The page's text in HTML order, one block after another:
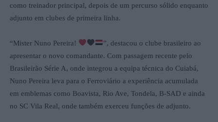
como treinador principal, depois de um percurso sólido enquanto
adjunto em clubes de primeira linha.
“Mister Nuno Pereira!
”, destacou o clube brasileiro ao
apresentar o novo comandante. Com passagem recente pelo
Brasileirão Série A, onde integrou a equipa técnica do Cuiabá,
Nuno Pereira leva para o Ferroviário a experiência acumulada
em emblemas como Boavista, Rio Ave, Tondela, B-SAD e ainda
no SC Vila Real, onde também exerceu funções de adjunto.